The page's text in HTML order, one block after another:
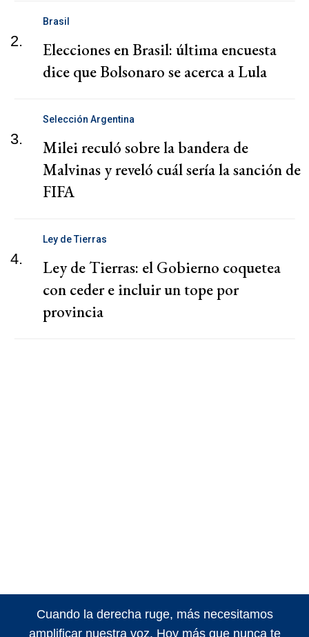
2.
Brasil
Elecciones en Brasil: última encuesta
dice que Bolsonaro se acerca a Lula
3.
Selección Argentina
Milei reculó sobre la bandera de
Malvinas y reveló cuál sería la sanción de
FIFA
4.
Ley de Tierras
Ley de Tierras: el Gobierno coquetea
con ceder e incluir un tope por
provincia
Cuando la derecha ruge, más necesitamos
amplificar nuestra voz. Hoy más que nunca te